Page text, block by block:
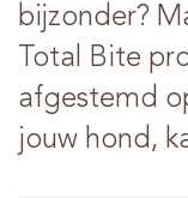
bijzonder?
Total Bite
afgestemd
jouw hond,